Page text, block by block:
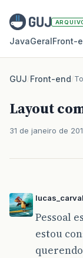
JavaGeral
GUJ/Front-end/
Layout
31 de janeiro de
Pessoal
estou